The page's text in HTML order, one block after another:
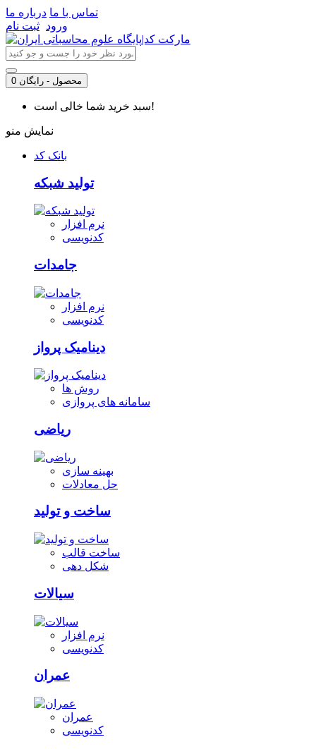
تماس با ما درباره ما
ورود ثبت نام
0 محصول - رایگان
سبد خرید شما خالی است!
نمایش منو
بانک کد
تولید شبکه
نرم افزار
کدنویسی
جامدات
نرم افزار
کدنویسی
دینامیک پرواز
روش ها
سامانه های پروازی
ریاضی
بهینه سازی
حل معادلات
ساخت و تولید
ساخت قالب
شکل دهی
سیالات
نرم افزار
کدنویسی
عمران
عمران
کدنویسی